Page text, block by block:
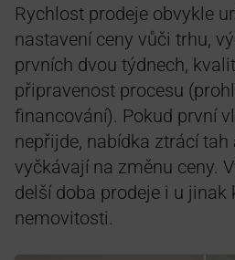
Rychlost prodeje obvykle
nastavení ceny vůči trhu,
prvních dvou týdnech,
připravenost procesu
financování). Pokud první
nepřijde, nabídka ztrácí tah
vyčkávají na změnu ceny.
delší doba prodeje i u jinak
nemovitosti.